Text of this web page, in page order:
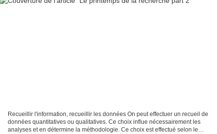
Recueillir l'information, recueillir les données On peut effectuer un recueil de
données quantitatives ou qualitatives. Ce choix influe nécessairement les
analyses et en détermine la méthodologie. Ce choix est effectué selon le